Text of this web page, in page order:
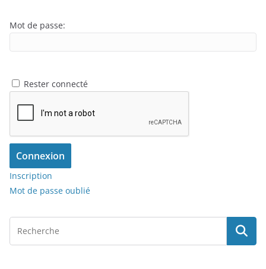
Mot de passe:
Rester connecté
Connexion
Inscription
Mot de passe oublié